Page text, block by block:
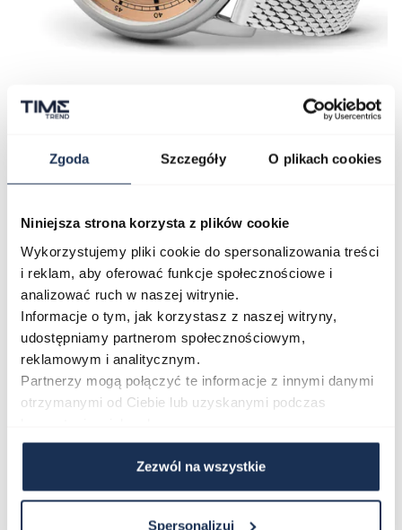
Zgoda Szczegóły O plikach cookies
Niniejsza strona korzysta z plików cookie
Wykorzystujemy pliki cookie do spersonalizowania treści
i reklam, aby oferować funkcje społecznościowe i
analizować ruch w naszej witrynie.
Informacje o tym, jak korzystasz z naszej witryny,
udostępniamy partnerom społecznościowym,
reklamowym i analitycznym.
Partnerzy mogą połączyć te informacje z innymi danymi
otrzymanymi od Ciebie lub uzyskanymi podczas
Zezwól na wszystkie
Spersonalizuj
przy projekcie tarczy męskiego zegarka lotniczego
wykorzystanie barwy złota. Na takim tle doskonale
prezentuje się szlif słoneczny, którego czarne linie
estetycznie kreślą układ cyferblatu. Czarno-białe
wskazówki zegarka wskazują proste indeksy
zaznaczone na podziałce minutowej. Obydwa elementy
pokryto świecącą w ciemności powłoką
luminescencyjną SuperLuminova. Nad indeksem
godziny 6 widnieje okienko datownika, z którego
Doskonałą decyzją producenta było zaprezentowanie
męskiego zegarka Aviator Douglas V.3.32.0.244.5 na
eleganckiej, stalowej bransolecie, którego srebrna
barwa kontrastuje z ciepłymi kolorami tarczy. Materiał z